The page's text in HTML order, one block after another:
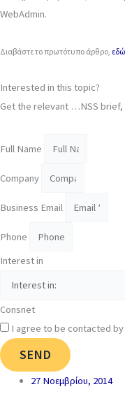
WebAdmin.
Διαβάστε το πρωτότυπο άρθρο, εδώ
Interested in this topic?
Get the relevant …NSS
Full Name
Company
Business Email
Phone
Interest in
Consnet
I agree to be contacted
SEND
27 Νοεμβρίου, 2014